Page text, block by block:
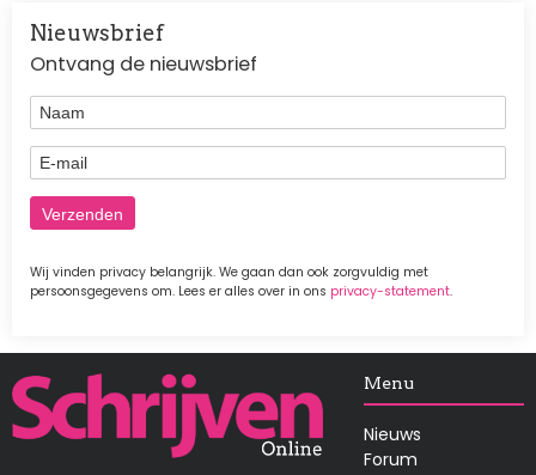
Nieuwsbrief
Ontvang de nieuwsbrief
Naam
E-mail
Wij vinden privacy belangrijk. We gaan dan ook zorgvuldig met
persoonsgegevens om. Lees er alles over in ons privacy-statement.
Afbeelding Menu
Nieuws
Forum